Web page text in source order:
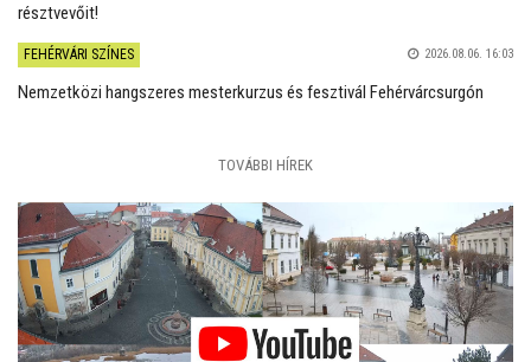
résztvevőit!
FEHÉRVÁRI SZÍNES 2026.08.06. 16:03
Nemzetközi hangszeres mesterkurzus és fesztivál Fehérvárcsurgón
TOVÁBBI HÍREK